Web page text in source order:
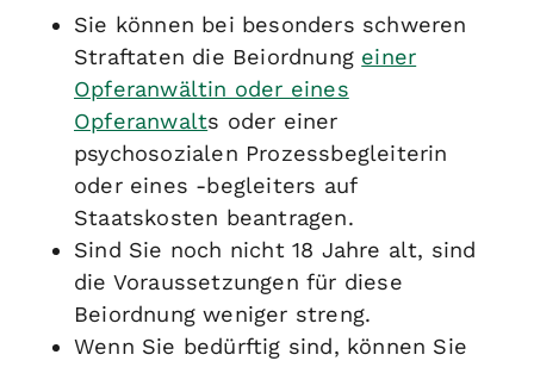
Sie können bei besonders schweren
Straftaten die Beiordnung einer
Opferanwältin oder eines
Opferanwalts oder einer
psychosozialen Prozessbegleiterin
oder eines -begleiters auf
Staatskosten beantragen.
Sind Sie noch nicht 18 Jahre alt, sind
die Voraussetzungen für diese
Beiordnung weniger streng.
Wenn Sie bedürftig sind, können Sie